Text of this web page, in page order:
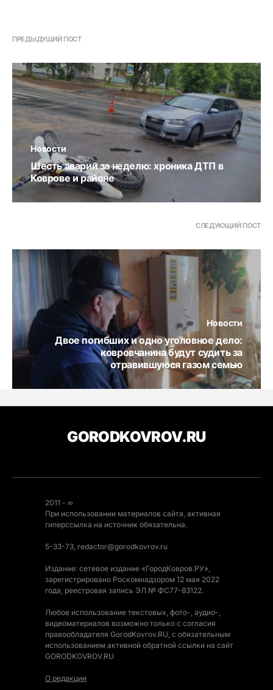
ПРЕДЫДУЩИЙ ПОСТ
Новости
Шесть аварий за неделю: хроника ДТП в
Коврове и районе
СЛЕДУЮЩИЙ ПОСТ
Новости
Двое погибших и одно уголовное дело:
ковровчанина будут судить за
отравившуюся газом семью
GORODKOVROV.RU
2011 - ∞
При использовании материалов сайта, активная
гиперссылка на источник обязательна.
5-33-73, redactor@gorodkovrov.ru
Издание: сетевое издание «ГородКовров.РУ»,
зарегистрировано Роскомнадзором 12 мая 2022
года, реестровая запись ЭЛ № ФС77-83122.
Любое использование текстовых, фото-, аудио-,
видеоматериалов возможно только с согласия
правообладателя GorodKovrov.RU, с обязательным
использованием активной обратной ссылки на сайт
GORODKOVROV.RU
О редакции